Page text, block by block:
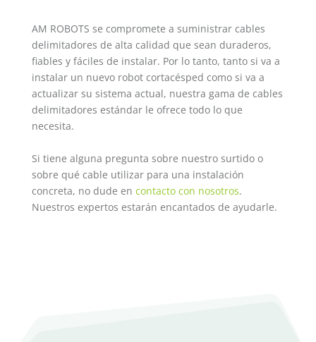
AM ROBOTS se compromete a suministrar cables
delimitadores de alta calidad que sean duraderos,
fiables y fáciles de instalar. Por lo tanto, tanto si va a
instalar un nuevo robot cortacésped como si va a
actualizar su sistema actual, nuestra gama de cables
delimitadores estándar le ofrece todo lo que
necesita.
Si tiene alguna pregunta sobre nuestro surtido o
sobre qué cable utilizar para una instalación
concreta, no dude en contacto con nosotros.
Nuestros expertos estarán encantados de ayudarle.